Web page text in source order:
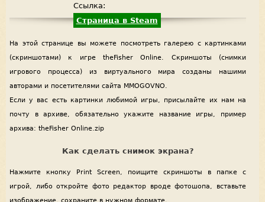
Ссылка:
Страница в Steam
На этой странице вы можете посмотреть галерею с картинками
(скриншотами) к игре theFisher Online. Скриншоты (снимки
игрового процесса) из виртуального мира созданы нашими
авторами и посетителями сайта MMOGOVNO.
Если у вас есть картинки любимой игры, присылайте их нам на
почту в архиве, обязательно укажите название игры, пример
архива: theFisher Online.zip
Как сделать снимок экрана?
Нажмите кнопку Print Screen, поищите скриншоты в папке с
игрой, либо откройте фото редактор вроде фотошопа, вставьте